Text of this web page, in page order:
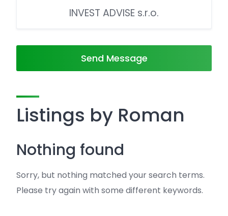
INVEST ADVISE s.r.o.
Send Message
Listings by Roman
Nothing found
Sorry, but nothing matched your search terms.
Please try again with some different keywords.